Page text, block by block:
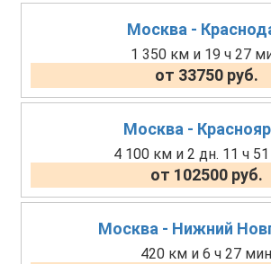
Москва -
1 350 км и 19 ч 27
от 33750 руб.
Москва -
4 100 км и 2 дн. 11 ч
от 102500 руб.
Москва - Нижний
420 км и 6 ч 27 мин